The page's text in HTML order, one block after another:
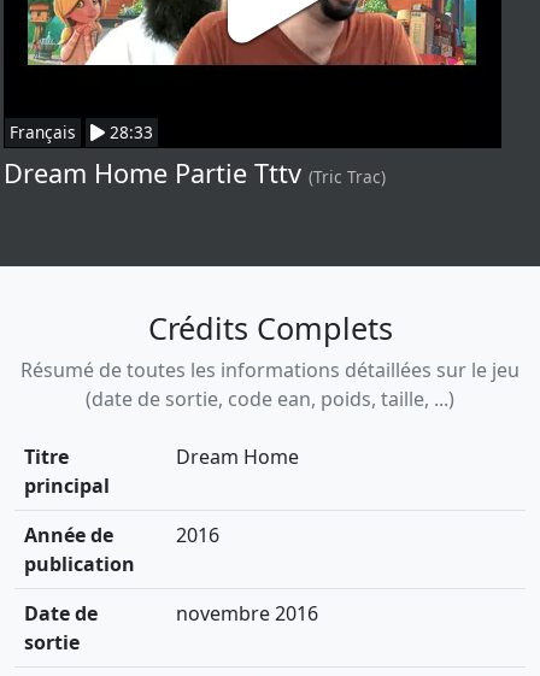
Français 28:33
Dream Home Partie Tttv (Tric Trac)
Crédits Complets
Résumé de toutes les informations détaillées sur le jeu
(date de sortie, code ean, poids, taille, ...)
Titre
principal
Dream Home
Année de
publication
2016
Date de
sortie
novembre 2016